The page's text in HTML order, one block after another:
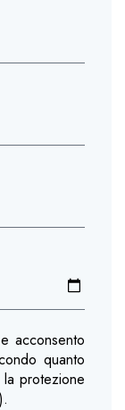
acconsento
quanto
protezione